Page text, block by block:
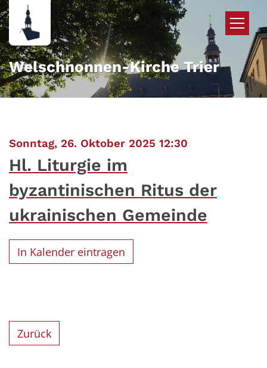
Zum Inhalt springen
Welschnonnen-Kirche Trier
Sonntag, 26. Oktober 2025 12:30
Hl. Liturgie im
byzantinischen Ritus der
ukrainischen Gemeinde
In Kalender eintragen
Zurück